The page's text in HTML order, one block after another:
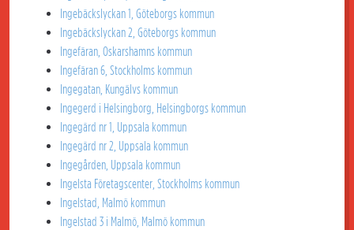
Ingebäckslyckan 1, Göteborgs kommun
Ingebäckslyckan 2, Göteborgs kommun
Ingefäran, Oskarshamns kommun
Ingefäran 6, Stockholms kommun
Ingegatan, Kungälvs kommun
Ingegerd i Helsingborg, Helsingborgs kommun
Ingegärd nr 1, Uppsala kommun
Ingegärd nr 2, Uppsala kommun
Ingegården, Uppsala kommun
Ingelsta Företagscenter, Stockholms kommun
Ingelstad, Malmö kommun
Ingelstad 3 i Malmö, Malmö kommun